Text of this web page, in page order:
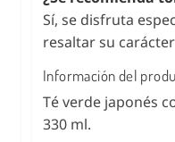
Sí, se disfruta
resaltar su
Información del
Té verde japonés
330 ml.